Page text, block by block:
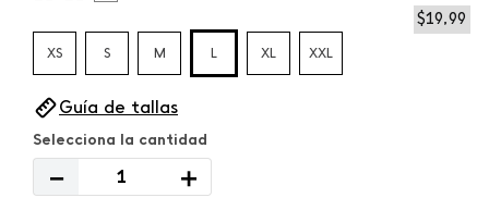
$19,99
XS S M L XL XXL
Guía de tallas
＋
－